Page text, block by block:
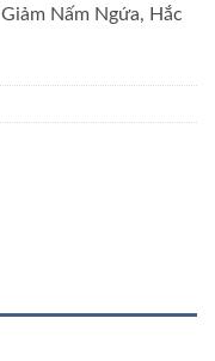
Nấm Ngứa, Hắc